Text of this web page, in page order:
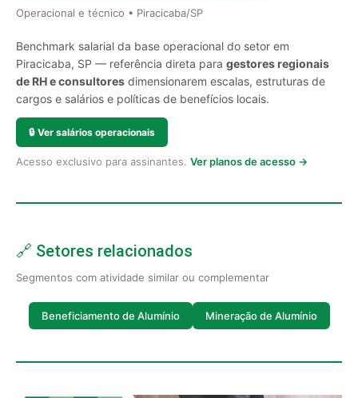
Operacional e técnico • Piracicaba/SP
Benchmark salarial da base operacional do setor em
Piracicaba, SP — referência direta para gestores regionais
de RH e consultores dimensionarem escalas, estruturas de
cargos e salários e políticas de benefícios locais.
🔒 Ver salários operacionais
Acesso exclusivo para assinantes. Ver planos de acesso →
🔗 Setores relacionados
Segmentos com atividade similar ou complementar
Beneficiamento de Alumínio Mineração de Alumínio